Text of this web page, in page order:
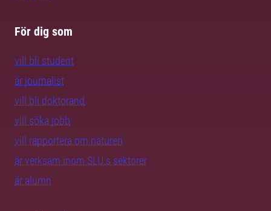
För dig som
vill bli student
är journalist
vill bli doktorand
vill söka jobb
vill rapportera om naturen
är verksam inom SLU:s sektorer
är alumn